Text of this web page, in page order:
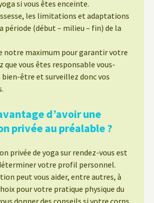
si vous êtes enceinte.
les limitations et adaptations
période (début – milieu – fin) de la
notre maximum pour garantir votre
que vous êtes responsable vous-
être et surveillez donc vos
d’avoir une
privée au préalable ?
privée de yoga sur rendez-vous est
votre profil personnel.
peut vous aider, entre autres, à
pour votre pratique physique du